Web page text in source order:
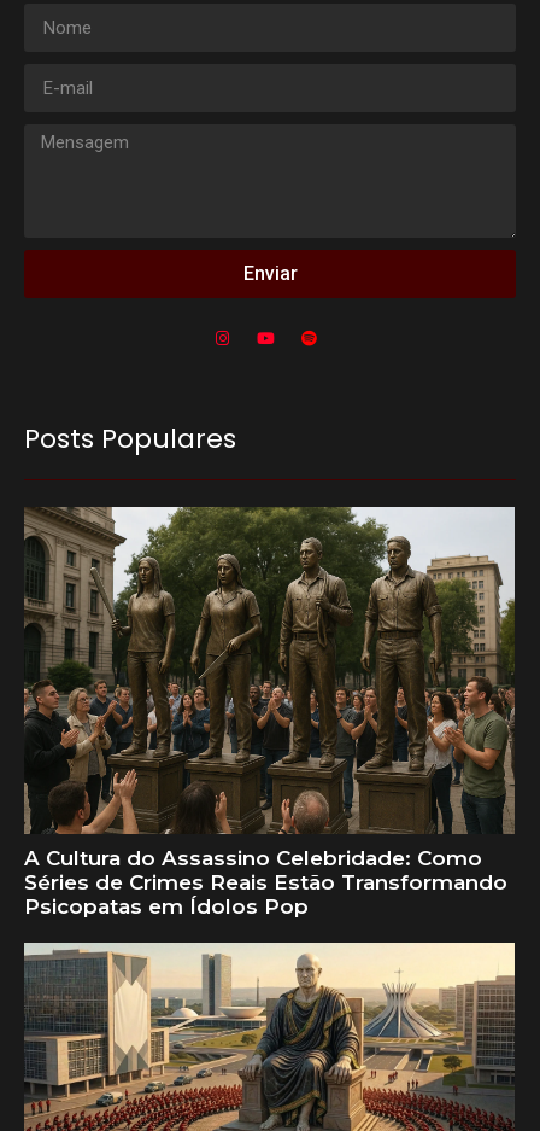
Enviar
Posts Populares
A Cultura do Assassino Celebridade: Como
Séries de Crimes Reais Estão Transformando
Psicopatas em Ídolos Pop